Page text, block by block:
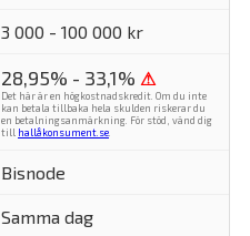
3 000 - 100 000 kr
28,95% - 33,1% ⚠
Det här är en högkostnadskredit. Om du inte
kan betala tillbaka hela skulden riskerar du
en betalningsanmärkning. För stöd, vänd dig
till hallåkonsument.se
Bisnode
Samma dag